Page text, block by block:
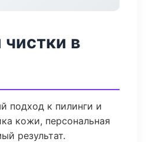
чистки в
подход к пилинги и
кожи, персональная
результат.